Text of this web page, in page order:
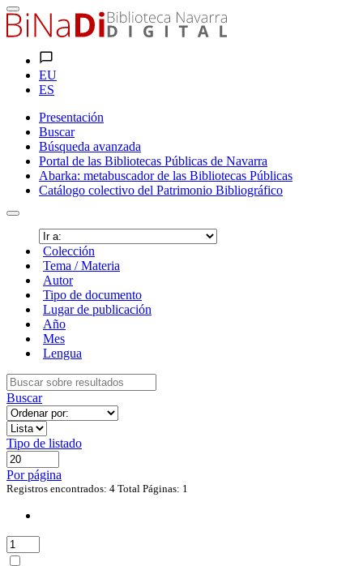
EU
ES
Presentación
Buscar
Búsqueda avanzada
Portal de las Bibliotecas Públicas de Navarra
Abarka: metabuscador de las Bibliotecas Públicas
Catálogo colectivo del Patrimonio Bibliográfico
Colección
Tema / Materia
Autor
Tipo de documento
Lugar de publicación
Año
Mes
Lengua
Buscar
Tipo de listado
Por página
Registros encontrados: 4 Total Páginas: 1